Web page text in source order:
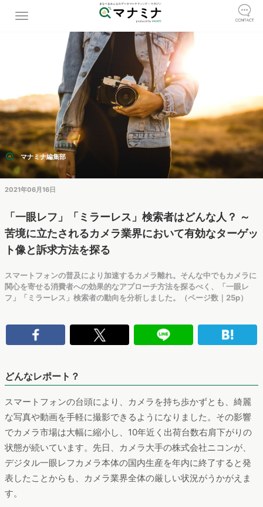
マナミナ編集部
2021年06月16日
「一眼レフ」「ミラーレス」検索者はどんな人？ ～
苦境に立たされるカメラ業界において有効なターゲッ
ト像と訴求方法を探る
スマートフォンの普及により加速するカメラ離れ。そんな中でもカメラに
関心を寄せる消費者への効果的なアプローチ方法を探るべく、「一眼レ
フ」「ミラーレス」検索者の動向を分析しました。（ページ数｜25p）
どんなレポート？
スマートフォンの台頭により、カメラを持ち歩かずとも、綺麗
な写真や動画を手軽に撮影できるようになりました。その影響
でカメラ市場は大幅に縮小し、10年近く出荷台数右肩下がりの
状態が続いています。先日、カメラ大手の株式会社ニコンが、
デジタル一眼レフカメラ本体の国内生産を年内に終了すると発
表したことからも、カメラ業界全体の厳しい状況がうかがえま
す。